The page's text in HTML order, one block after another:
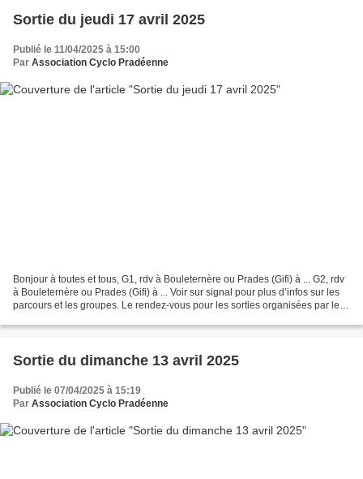
Sortie du jeudi 17 avril 2025
Publié le 11/04/2025 à 15:00
Par Association Cyclo Pradéenne
Bonjour à toutes et tous, G1, rdv à Bouleternère ou Prades (Gifi) à ... G2, rdv
à Bouleternère ou Prades (Gifi) à ... Voir sur signal pour plus d’infos sur les
parcours et les groupes. Le rendez-vous pour les sorties organisées par le
Sortie du dimanche 13 avril 2025
Publié le 07/04/2025 à 15:19
Par Association Cyclo Pradéenne